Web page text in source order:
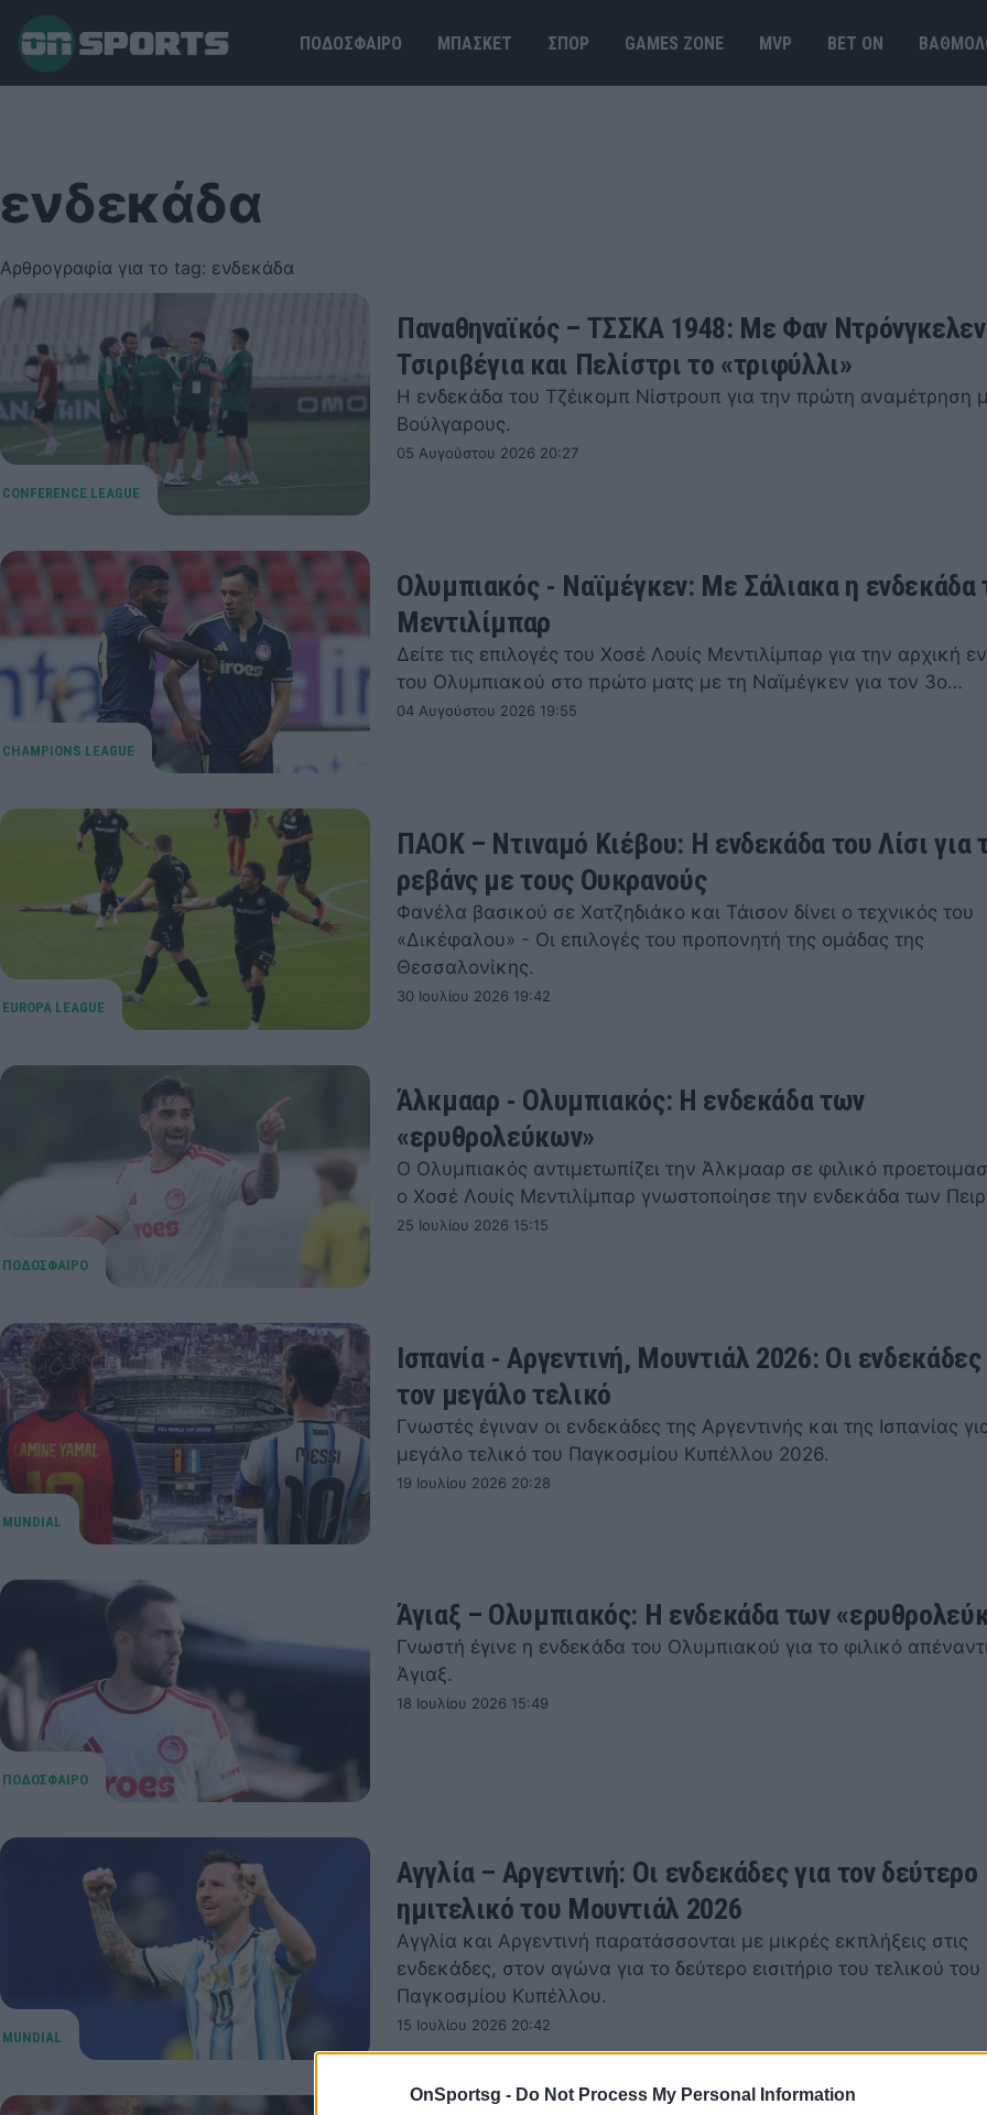
OnSportsg - Do Not Process My Personal Information
ΠΟΔΟΣΦΑΙΡΟ ΜΠΑΣΚΕΤ ΣΠΟΡ GAMES ΖΟΝΕ MVP BET ΟΝ
ενδεκάδα
Αρθρογραφία για το tag: ενδεκάδα
Παναθηναϊκός – ΤΣΣΚΑ 1948: Με Φαν
Τσιριβέγια και Πελίστρι το «τριφύλλι»
Η ενδεκάδα του Τζέικομπ Νίστρουπ για την πρώτη αναμέτρηση
Βούλγαρους.
05 Αυγούστου 2026 20:27
Ολυμπιακός - Ναϊμέγκεν: Με Σάλιακα η ενδεκάδα
Μεντιλίμπαρ
Δείτε τις επιλογές του Χοσέ Λουίς Μεντιλίμπαρ για την αρχική
του Ολυμπιακού στο πρώτο ματς με τη Ναϊμέγκεν για τον 3ο…
04 Αυγούστου 2026 19:55
ΠΑΟΚ – Ντιναμό Κιέβου: Η ενδεκάδα του Λίσι για
ρεβάνς με τους Ουκρανούς
Φανέλα βασικού σε Χατζηδιάκο και Τάισον δίνει ο τεχνικός του
«Δικέφαλου» - Οι επιλογές του προπονητή της ομάδας της
Θεσσαλονίκης.
30 Ιουλίου 2026 19:42
Άλκμααρ - Ολυμπιακός: Η ενδεκάδα των
«ερυθρολεύκων»
Ο Ολυμπιακός αντιμετωπίζει την Άλκμααρ σε φιλικό
ο Χοσέ Λουίς Μεντιλίμπαρ γνωστοποίησε την ενδεκάδα των
25 Ιουλίου 2026 15:15
Ισπανία - Αργεντινή, Μουντιάλ 2026: Οι ενδεκάδες
τον μεγάλο τελικό
Γνωστές έγιναν οι ενδεκάδες της Αργεντινής και της Ισπανίας
μεγάλο τελικό του Παγκοσμίου Κυπέλλου 2026.
19 Ιουλίου 2026 20:28
Άγιαξ – Ολυμπιακός: Η ενδεκάδα των
Γνωστή έγινε η ενδεκάδα του Ολυμπιακού για το φιλικό
Άγιαξ.
18 Ιουλίου 2026 15:49
Αγγλία – Αργεντινή: Οι ενδεκάδες για τον δεύτερο
ημιτελικό του Μουντιάλ 2026
Αγγλία και Αργεντινή παρατάσσονται με μικρές εκπλήξεις στις
ενδεκάδες, στον αγώνα για το δεύτερο εισιτήριο του τελικού του
Παγκοσμίου Κυπέλλου.
15 Ιουλίου 2026 20:42